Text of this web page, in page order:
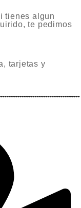
tienes algun
te pedimos
tarjetas y